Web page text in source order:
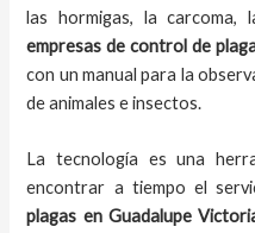
las hormigas, la carcoma,
empresas de control de
con un manual para la
de animales e insectos.
La tecnología es una
encontrar a tiempo el
plagas en Guadalupe